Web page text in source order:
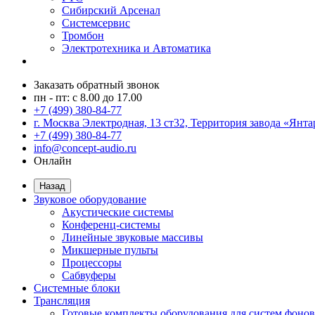
Сибирский Арсенал
Системсервис
Тромбон
Электротехника и Автоматика
Заказать обратный звонок
пн - пт: с 8.00 до 17.00
+7 (499) 380-84-77
г. Москва Электродная, 13 ст32, Территория завода
+7 (499) 380-84-77
info@concept-audio.ru
Онлайн
Назад
Звуковое оборудование
Акустические системы
Конференц-системы
Линейные звуковые массивы
Микшерные пульты
Процессоры
Сабвуферы
Системные блоки
Трансляция